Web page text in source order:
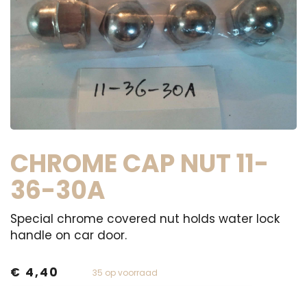
CHROME CAP NUT 11-
36-30A
Special chrome covered nut holds water lock
handle on car door.
35 op voorraad
€ 4,40